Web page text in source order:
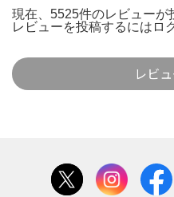
現在、5525件のレビューが
レビューを投稿するには ロ
レビ